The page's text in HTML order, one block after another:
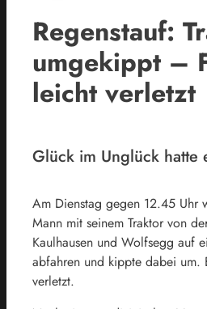
Regenstauf:
umgekippt –
leicht verletzt
Glück im Unglück hatte
Am Dienstag gegen 12.45 Uhr
Mann mit seinem Traktor von
Kaulhausen und Wolfsegg auf
abfahren und kippte dabei um.
verletzt.